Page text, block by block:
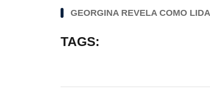
GEORGINA REVELA COMO
TAGS: